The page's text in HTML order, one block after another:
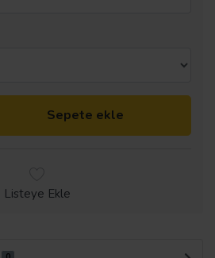
Sepete ekle
Listeye Ekle